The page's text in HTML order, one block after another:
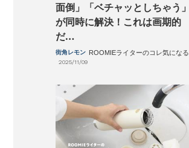
面倒」「ベチャッとしちゃう」
が同時に解決！これは画期的
だ…
街角レモン ROOMIEライターのコレ気になる
2025/11/09